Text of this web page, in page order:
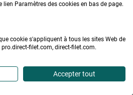
des toiles, bâches,
le jardin, la terrasse, la récolte,
Paramètres des cookies en bas de page.
cookie s'appliquent à tous les sites Web de
filet.com, direct-filet.com.
Accepter tout